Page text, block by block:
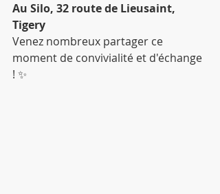
Au Silo, 32 route de Lieusaint,
Tigery
Venez nombreux partager ce
moment de convivialité et d'échange
! ✨